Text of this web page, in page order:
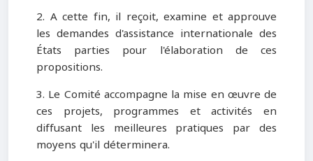
2. A cette fin, il reçoit, examine et approuve
les demandes d'assistance internationale des
États parties pour l'élaboration de ces
propositions.
3. Le Comité accompagne la mise en œuvre de
ces projets, programmes et activités en
diffusant les meilleures pratiques par des
moyens qu'il déterminera.